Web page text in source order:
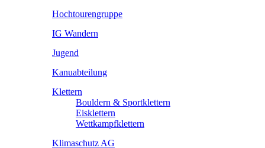
Hochtourengruppe
IG Wandern
Jugend
Kanuabteilung
Klettern
Bouldern & Sportklettern
Eisklettern
Wettkampfklettern
Klimaschutz AG